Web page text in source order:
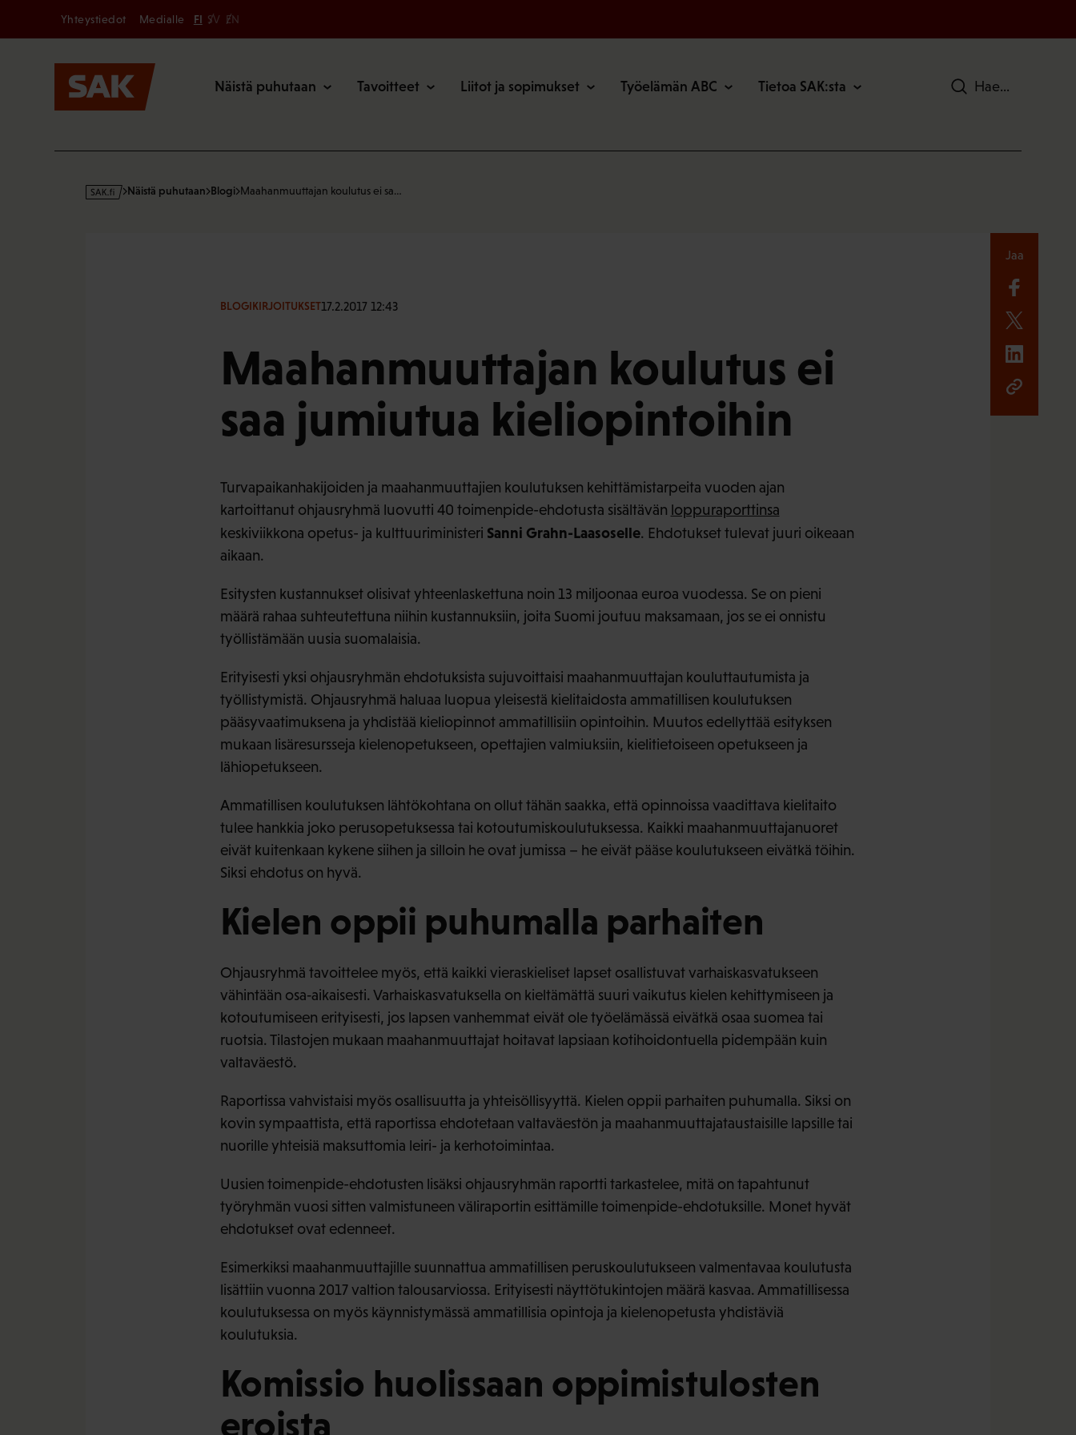
Secondary
Yhteystiedot Medialle FI SV EN
Näistä puhutaan Tavoitteet Liitot ja sopimukset Työelämän ABC Tietoa SAK:sta Hae
s
Näistä puhutaan Blogi Maahanmuuttajan koulutus ei sa…
BLOGIKIRJOITUKSET17.2.2017 12:43
Maahanmuuttajan koulutus ei
saa jumiutua kieliopintoihin
Turvapaikanhakijoiden ja maahanmuuttajien koulutuksen kehittämistarpeita vuoden ajan
kartoittanut ohjausryhmä luovutti 40 toimenpide-ehdotusta sisältävän loppuraporttinsa
keskiviikkona opetus- ja kulttuuriministeri Sanni Grahn-Laasoselle. Ehdotukset tulevat juuri oikeaan
aikaan.
Esitysten kustannukset olisivat yhteenlaskettuna noin 13 miljoonaa euroa vuodessa. Se on pieni
määrä rahaa suhteutettuna niihin kustannuksiin, joita Suomi joutuu maksamaan, jos se ei onnistu
työllistämään uusia suomalaisia.
Erityisesti yksi ohjausryhmän ehdotuksista sujuvoittaisi maahanmuuttajan kouluttautumista ja
työllistymistä. Ohjausryhmä haluaa luopua yleisestä kielitaidosta ammatillisen koulutuksen
pääsyvaatimuksena ja yhdistää kieliopinnot ammatillisiin opintoihin. Muutos edellyttää esityksen
mukaan lisäresursseja kielenopetukseen, opettajien valmiuksiin, kielitietoiseen opetukseen ja
lähiopetukseen.
Ammatillisen koulutuksen lähtökohtana on ollut tähän saakka, että opinnoissa vaadittava kielitaito
tulee hankkia joko perusopetuksessa tai kotoutumiskoulutuksessa. Kaikki maahanmuuttajanuoret
eivät kuitenkaan kykene siihen ja silloin he ovat jumissa – he eivät pääse koulutukseen eivätkä töihin.
Siksi ehdotus on hyvä.
Kielen oppii puhumalla parhaiten
Ohjausryhmä tavoittelee myös, että kaikki vieraskieliset lapset osallistuvat varhaiskasvatukseen
vähintään osa‐aikaisesti. Varhaiskasvatuksella on kieltämättä suuri vaikutus kielen kehittymiseen ja
kotoutumiseen erityisesti, jos lapsen vanhemmat eivät ole työelämässä eivätkä osaa suomea tai
ruotsia. Tilastojen mukaan maahanmuuttajat hoitavat lapsiaan kotihoidontuella pidempään kuin
valtaväestö.
Raportissa vahvistaisi myös osallisuutta ja yhteisöllisyyttä. Kielen oppii parhaiten puhumalla. Siksi on
kovin sympaattista, että raportissa ehdotetaan valtaväestön ja maahanmuuttajataustaisille lapsille tai
nuorille yhteisiä maksuttomia leiri- ja kerhotoimintaa.
Uusien toimenpide-ehdotusten lisäksi ohjausryhmän raportti tarkastelee, mitä on tapahtunut
työryhmän vuosi sitten valmistuneen väliraportin esittämille toimenpide-ehdotuksille. Monet hyvät
ehdotukset ovat edenneet.
Esimerkiksi maahanmuuttajille suunnattua ammatillisen peruskoulutukseen valmentavaa koulutusta
lisättiin vuonna 2017 valtion talousarviossa. Erityisesti näyttötukintojen määrä kasvaa. Ammatillisessa
koulutuksessa on myös käynnistymässä ammatillisia opintoja ja kielenopetusta yhdistäviä
koulutuksia.
Komissio huolissaan oppimistulosten
eroista
Jaa